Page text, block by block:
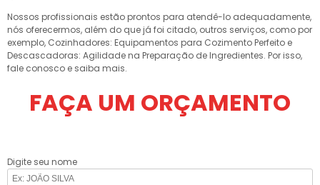
Nossos profissionais estão prontos para atendê-lo adequadamente,
nós oferecermos, além do que já foi citado, outros serviços, como por
exemplo, Cozinhadores: Equipamentos para Cozimento Perfeito e
Descascadoras: Agilidade na Preparação de Ingredientes. Por isso,
fale conosco e saiba mais.
FAÇA UM ORÇAMENTO
Digite seu nome